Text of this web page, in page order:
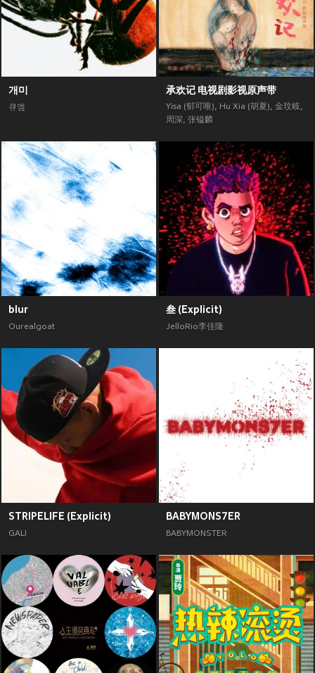
개미
큐엠
承欢记 电视剧影视原声带
Yisa (郁可唯), Hu Xia (胡夏), 金玟岐,
周深, 张镒麟
blur
Ourealgoat
叁 (Explicit)
JelloRio李佳隆
STRIPELIFE (Explicit)
GALI
BABYMONS7ER
BABYMONSTER